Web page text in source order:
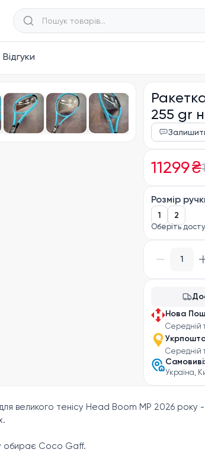
Відгуки
255 gr
11299 ₴
Розмір
1 2
Оберіть
1
Нова
Середній
Середній
Україна,
великого тенісу Head Boom MP 2026
обирає Coco Gaff.